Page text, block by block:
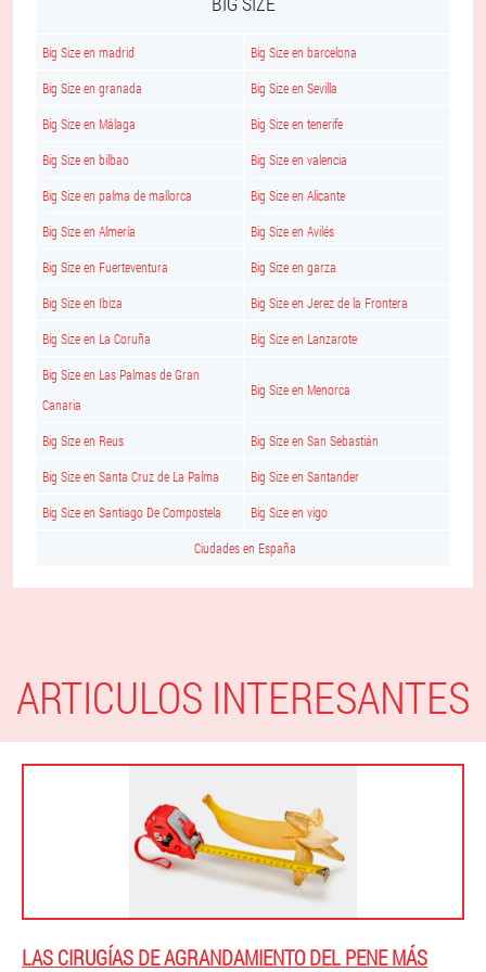
Big Size en madrid Big Size en barcelona
Big Size en granada Big Size en Sevilla
Big Size en Málaga Big Size en tenerife
Big Size en bilbao Big Size en valencia
Big Size en palma de mallorca Big Size en Alicante
Big Size en Almería Big Size en Avilés
Big Size en Fuerteventura Big Size en garza
Big Size en Ibiza Big Size en Jerez de la Frontera
Big Size en La Coruña Big Size en Lanzarote
Big Size en Las Palmas de Gran
Canaria
Big Size en Menorca
Big Size en Reus Big Size en San Sebastián
Big Size en Santa Cruz de La Palma Big Size en Santander
Big Size en Santiago De Compostela Big Size en vigo
Ciudades en España
ARTICULOS INTERESANTES
LAS CIRUGÍAS DE AGRANDAMIENTO DEL PENE MÁS